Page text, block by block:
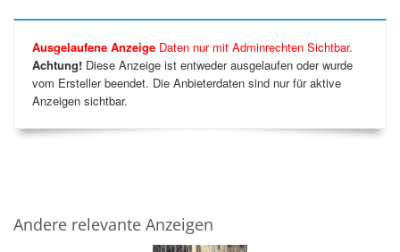
Ausgelaufene Anzeige Daten nur mit Adminrechten Sichtbar.
Achtung! Diese Anzeige ist entweder ausgelaufen oder wurde
vom Ersteller beendet. Die Anbieterdaten sind nur für aktive
Anzeigen sichtbar.
Andere relevante Anzeigen